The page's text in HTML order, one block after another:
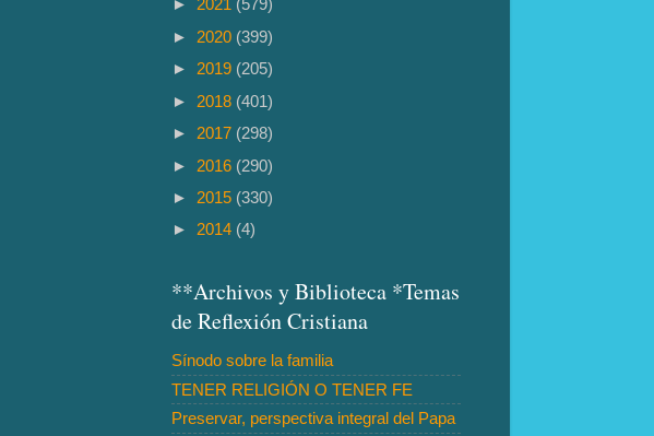
► 2021 (579)
► 2020 (399)
► 2019 (205)
► 2018 (401)
► 2017 (298)
► 2016 (290)
► 2015 (330)
► 2014 (4)
**Archivos y Biblioteca *Temas
de Reflexión Cristiana
Sínodo sobre la familia
TENER RELIGIÓN O TENER FE
Preservar, perspectiva integral del Papa